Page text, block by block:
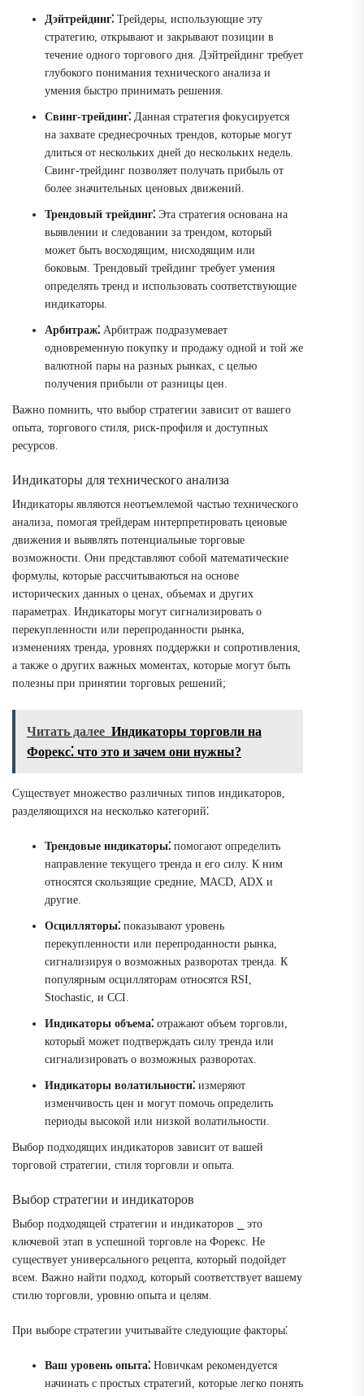
Дэйтрейдинг⁚ Трейдеры, использующие эту
стратегию, открывают и закрывают позиции в
течение одного торгового дня. Дэйтрейдинг требует
глубокого понимания технического анализа и
умения быстро принимать решения.
Свинг-трейдинг⁚ Данная стратегия фокусируется
на захвате среднесрочных трендов, которые могут
длиться от нескольких дней до нескольких недель.
Свинг-трейдинг позволяет получать прибыль от
более значительных ценовых движений.
Трендовый трейдинг⁚ Эта стратегия основана на
выявлении и следовании за трендом, который
может быть восходящим, нисходящим или
боковым. Трендовый трейдинг требует умения
определять тренд и использовать соответствующие
индикаторы.
Арбитраж⁚ Арбитраж подразумевает
одновременную покупку и продажу одной и той же
валютной пары на разных рынках, с целью
получения прибыли от разницы цен.
Важно помнить, что выбор стратегии зависит от вашего
опыта, торгового стиля, риск-профиля и доступных
ресурсов.
Индикаторы для технического анализа
Индикаторы являются неотъемлемой частью технического
анализа, помогая трейдерам интерпретировать ценовые
движения и выявлять потенциальные торговые
возможности. Они представляют собой математические
формулы, которые рассчитываються на основе
исторических данных о ценах, объемах и других
параметрах. Индикаторы могут сигнализировать о
перекупленности или перепроданности рынка,
изменениях тренда, уровнях поддержки и сопротивления,
а также о других важных моментах, которые могут быть
полезны при принятии торговых решений;
Читать далее Индикаторы торговли на
Форекс⁚ что это и зачем они нужны?
Существует множество различных типов индикаторов,
разделяющихся на несколько категорий⁚
Трендовые индикаторы⁚ помогают определить
направление текущего тренда и его силу. К ним
относятся скользящие средние, MACD, ADX и
другие.
Осцилляторы⁚ показывают уровень
перекупленности или перепроданности рынка,
сигнализируя о возможных разворотах тренда. К
популярным осцилляторам относятся RSI,
Stochastic, и CCI.
Индикаторы объема⁚ отражают объем торговли,
который может подтверждать силу тренда или
сигнализировать о возможных разворотах.
Индикаторы волатильности⁚ измеряют
изменчивость цен и могут помочь определить
периоды высокой или низкой волатильности.
Выбор подходящих индикаторов зависит от вашей
торговой стратегии, стиля торговли и опыта.
Выбор стратегии и индикаторов
Выбор подходящей стратегии и индикаторов ⎯ это
ключевой этап в успешной торговле на Форекс. Не
существует универсального рецепта, который подойдет
всем. Важно найти подход, который соответствует вашему
стилю торговли, уровню опыта и целям.
При выборе стратегии учитывайте следующие факторы⁚
Ваш уровень опыта⁚ Новичкам рекомендуется
начинать с простых стратегий, которые легко понять